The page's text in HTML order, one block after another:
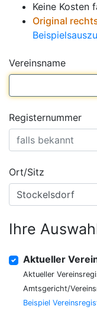
Keine Kosten
Original
Vereinsname
Registernummer
Ort/Sitz
Ihre
Aktueller
Aktueller
Amtsgericht/
Beispiel